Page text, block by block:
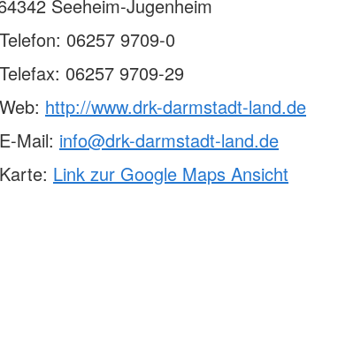
Seeheim-Jugenheim
Telefon: 06257 9709-0
Telefax: 06257 9709-29
Web: http://www.drk-darmstadt-land.de
E-Mail: info@drk-darmstadt-land.de
Karte: Link zur Google Maps Ansicht